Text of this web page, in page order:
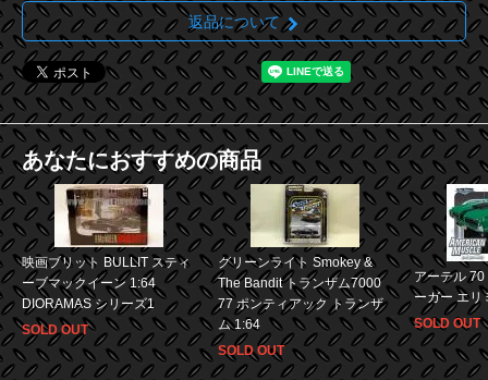
返品について
あなたにおすすめの商品
映画ブリット BULLIT スティ
ーブマックイーン 1:64
DIORAMAS シリーズ1
SOLD OUT
グリーンライト Smokey &
The Bandit トランザム7000
77 ポンティアック トランザ
ム 1:64
SOLD OUT
アーテル
ーガー エリ
SOLD OUT